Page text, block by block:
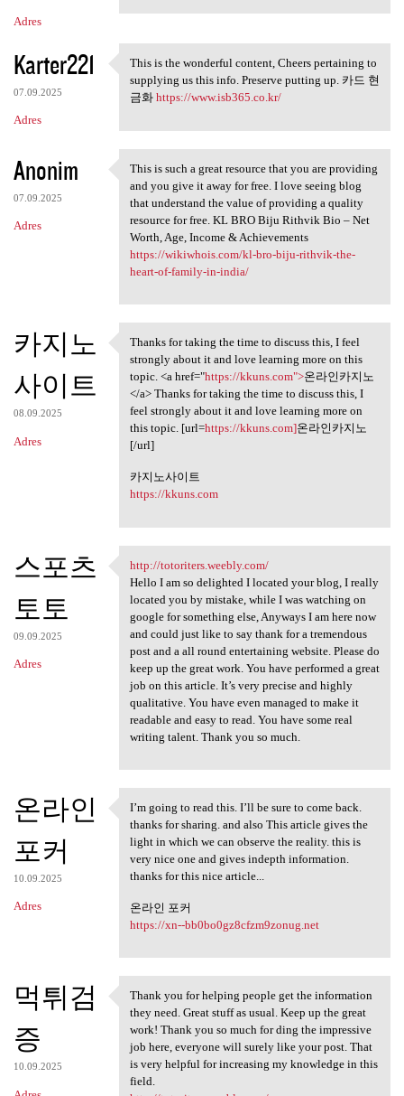
Adres
Karter221
07.09.2025
Adres
This is the wonderful content
This is the wonderful content, Cheers pertaining to
supplying us this info. Preserve putting up. 카드 현
금화 https://www.isb365.co.kr/
Anonim
07.09.2025
Adres
This is such a great resource
This is such a great resource that you are providing
and you give it away for free. I love seeing blog
that understand the value of providing a quality
resource for free. KL BRO Biju Rithvik Bio – Net
Worth, Age, Income & Achievements
https://wikiwhois.com/kl-bro-biju-rithvik-the-
heart-of-family-in-india/
카지노
사이트
08.09.2025
Adres
Thanks for taking the time to
Thanks for taking the time to discuss this, I feel
strongly about it and love learning more on this
topic. <a href="https://kkuns.com">온라인카지노
</a> Thanks for taking the time to discuss this, I
feel strongly about it and love learning more on
this topic. [url=https://kkuns.com]온라인카지노
[/url]
카지노사이트
https://kkuns.com
스포츠
토토
09.09.2025
Adres
http://totoriters.weebly.com/
http://totoriters.weebly.com/
Hello I am so delighted I located your blog, I really
located you by mistake, while I was watching on
google for something else, Anyways I am here now
and could just like to say thank for a tremendous
post and a all round entertaining website. Please do
keep up the great work. You have performed a great
job on this article. It’s very precise and highly
qualitative. You have even managed to make it
readable and easy to read. You have some real
writing talent. Thank you so much.
온라인
포커
10.09.2025
Adres
I’m going to read this. I’ll
I’m going to read this. I’ll be sure to come back.
thanks for sharing. and also This article gives the
light in which we can observe the reality. this is
very nice one and gives indepth information.
thanks for this nice article...
온라인 포커
https://xn--bb0bo0gz8cfzm9zonug.net
먹튀검
증
10.09.2025
Thank you for helping people
Thank you for helping people get the information
they need. Great stuff as usual. Keep up the great
work! Thank you so much for ding the impressive
job here, everyone will surely like your post. That
is very helpful for increasing my knowledge in this
field.